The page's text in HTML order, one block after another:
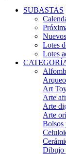
SUBASTAS
Lotes
Lotes
Art
Arte
Arte
Arte
Bolsos
Dibujo